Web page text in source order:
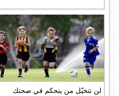
لن تتخيّل من يتحكم في صحتك